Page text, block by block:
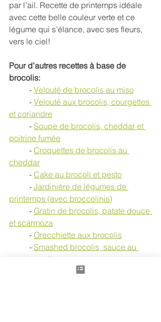
par l’ail. Recette de printemps idéale
avec cette belle couleur verte et ce
légume qui s’élance, avec ses fleurs,
vers le ciel!
Pour d’autres recettes à base de
brocolis:
	-
Velouté de brocolis au miso
	-
Velouté aux brocolis, courgettes
et coriandre
	-
Soupe de brocolis, cheddar et
poitrine fumée
	-
Croquettes de brocolis au
cheddar
	-
Cake au brocoli et pesto
	-
Jardinière de légumes de
printemps (avec broccolinis)
	-
Gratin de brocolis, patate douce
et scarmoza
	-
Orecchiette aux brocolis
	-
Smashed brocolis, sauce au
yaourt au citron
Tofu 5 épices aux brocolis et